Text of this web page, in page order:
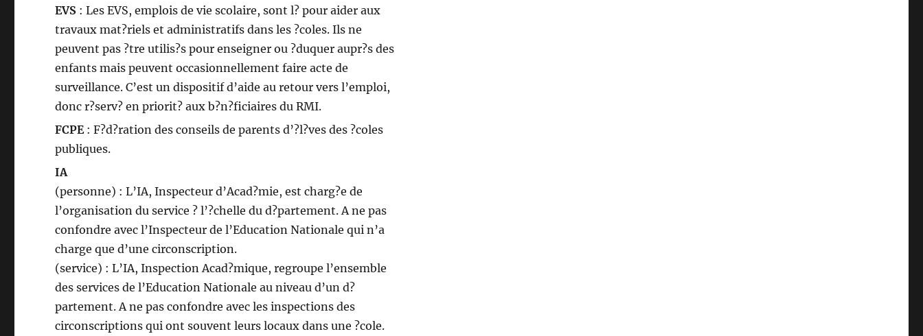
EVS : Les EVS, emplois de vie scolaire, sont l? pour aider aux
travaux mat?riels et administratifs dans les ?coles. Ils ne
peuvent pas ?tre utilis?s pour enseigner ou ?duquer aupr?s des
enfants mais peuvent occasionnellement faire acte de
surveillance. C’est un dispositif d’aide au retour vers l’emploi,
donc r?serv? en priorit? aux b?n?ficiaires du RMI.
FCPE: F?d?ration des conseils de parents d’?l?ves des ?coles
publiques.
IA
(personne) : L’IA, Inspecteur d’Acad?mie, est charg?e de
l’organisation du service ? l’?chelle du d?partement. A ne pas
confondre avec l’Inspecteur de l’Education Nationale qui n’a
charge que d’une circonscription.
(service) : L’IA, Inspection Acad?mique, regroupe l’ensemble
des services de l’Education Nationale au niveau d’un d?
partement. A ne pas confondre avec les inspections des
circonscriptions qui ont souvent leurs locaux dans une ?cole.